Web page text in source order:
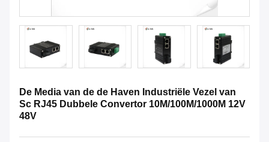
De Media van de de Haven Industriële Vezel van
Sc RJ45 Dubbele Convertor 10M/100M/1000M 12V
48V